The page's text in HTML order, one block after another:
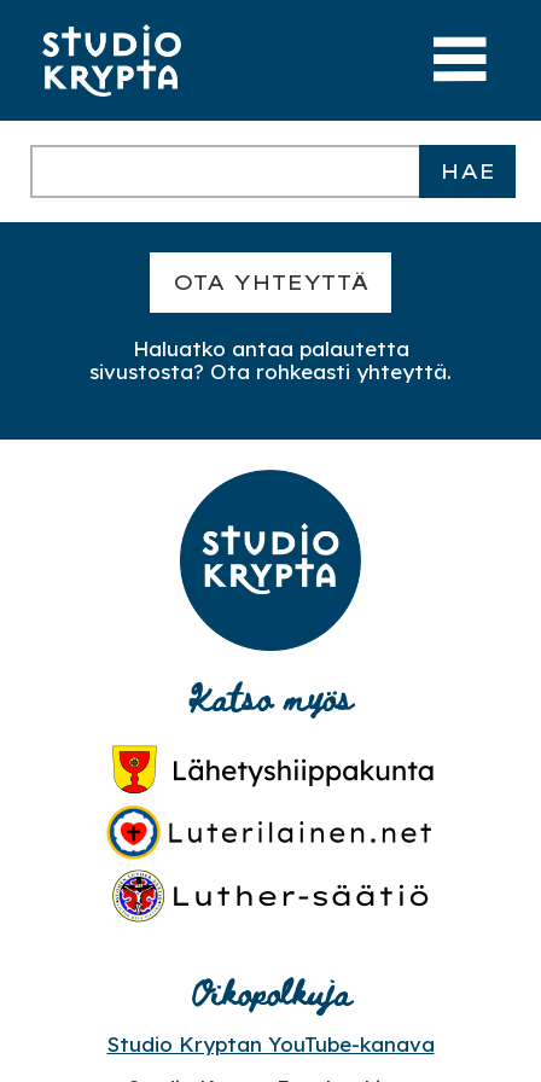
OTA YHTEYTTÄ
Haluatko antaa palautetta
sivustosta? Ota rohkeasti yhteyttä.
Katso myös
Oikopolkuja
Studio Kryptan YouTube-kanava